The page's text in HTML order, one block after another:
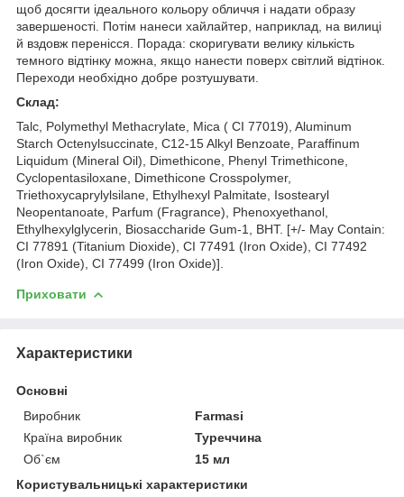
щоб досягти ідеального кольору обличчя і надати образу
завершеності. Потім нанеси хайлайтер, наприклад, на вилиці
й вздовж перенісся. Порада: скоригувати велику кількість
темного відтінку можна, якщо нанести поверх світлий відтінок.
Переходи необхідно добре розтушувати.
Склад:
Talc, Polymethyl Methacrylate, Mica ( CI 77019), Aluminum
Starch Octenylsuccinate, C12-15 Alkyl Benzoate, Paraffinum
Liquidum (Mineral Oil), Dimethicone, Phenyl Trimethicone,
Cyclopentasiloxane, Dimethicone Crosspolymer,
Triethoxycaprylylsilane, Ethylhexyl Palmitate, Isostearyl
Neopentanoate, Parfum (Fragrance), Phenoxyethanol,
Ethylhexylglycerin, Biosaccharide Gum-1, BHT. [+/- May Contain:
CI 77891 (Titanium Dioxide), CI 77491 (Iron Oxide), CI 77492
(Iron Oxide), CI 77499 (Iron Oxide)].
Приховати
Характеристики
Основні
Виробник
Farmasi
Країна виробник
Туреччина
Об`єм
15 мл
Користувальницькі характеристики